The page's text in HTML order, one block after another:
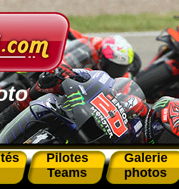
Pilotes
Teams
Galerie
photos